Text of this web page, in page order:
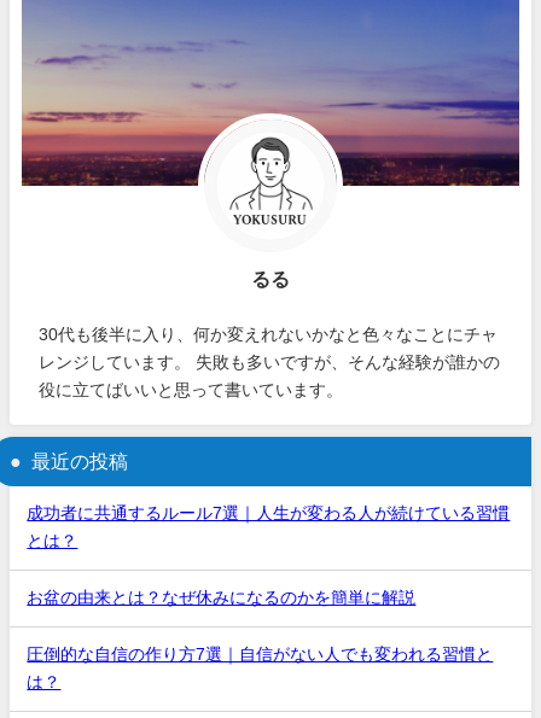
るる
30代も後半に入り、何か変えれないかなと色々なことにチャ
レンジしています。 失敗も多いですが、そんな経験が誰かの
役に立てばいいと思って書いています。
最近の投稿
成功者に共通するルール7選｜人生が変わる人が続けている習慣
とは？
お盆の由来とは？なぜ休みになるのかを簡単に解説
圧倒的な自信の作り方7選｜自信がない人でも変われる習慣と
は？